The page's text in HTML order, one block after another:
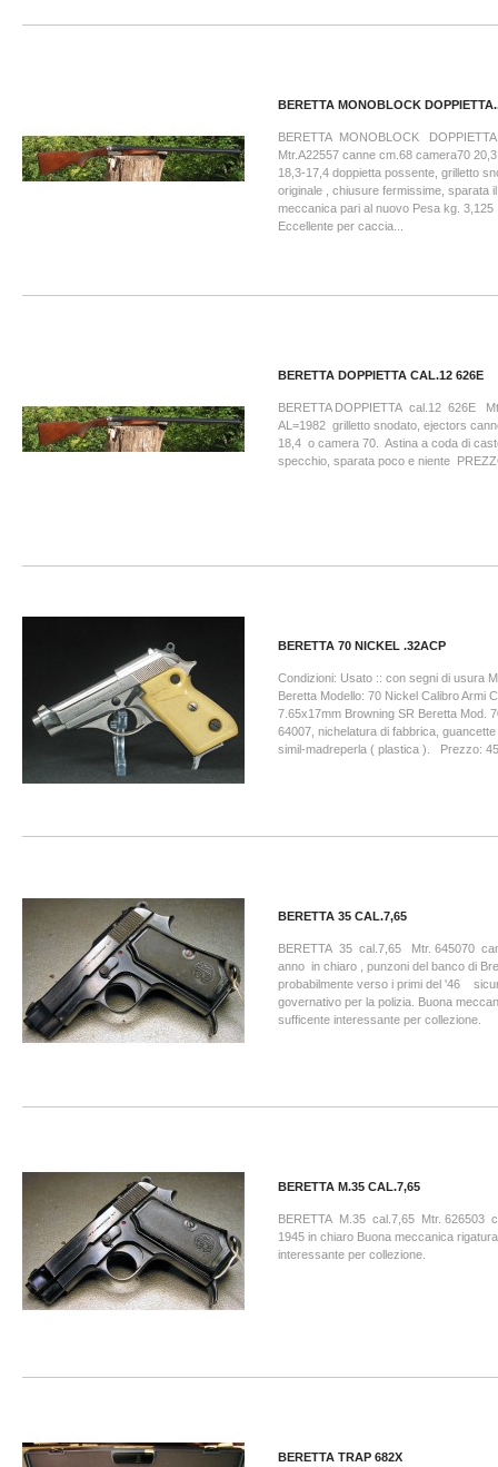
BERETTA MONOBLOCK
BERETTA MONOBLOCK
Mtr.A22557 canne cm.68 camera70
18,3-17,4 doppietta possente, grilletto
originale , chiusure fermissime, sparata
meccanica pari al nuovo Pesa kg.
Eccellente per caccia...
BERETTA DOPPIETTA CAL.12 626E
BERETTA DOPPIETTA cal.12 626E
AL=1982 grilletto snodato, ejectors
18,4 o camera 70. Astina a coda di
specchio, sparata poco e niente
BERETTA 70 NICKEL .32ACP
Condizioni: Usato :: con segni di usura
Beretta Modello: 70 Nickel Calibro Armi
7.65x17mm Browning SR Beretta Mod.
64007, nichelatura di fabbrica,
simil-madreperla ( plastica ). Prezzo:
BERETTA 35 CAL.7,65
BERETTA 35 cal.7,65 Mtr. 645070
anno in chiaro , punzoni del banco di
probabilmente verso i primi del '46
governativo per la polizia. Buona
sufficente interessante per
BERETTA M.35 CAL.7,65
BERETTA M.35 cal.7,65 Mtr. 626503
1945 in chiaro Buona meccanica
interessante per
BERETTA TRAP 682X